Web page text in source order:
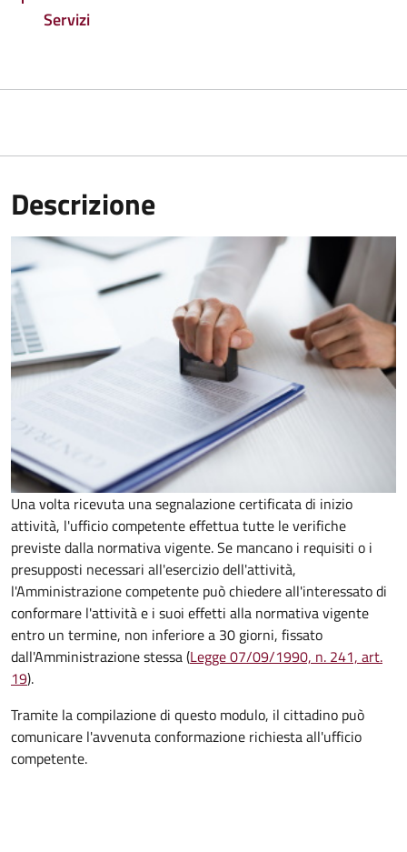
Servizi
Descrizione
Una volta ricevuta una segnalazione certificata di inizio
attività, l'ufficio competente effettua tutte le verifiche
previste dalla normativa vigente. Se mancano i requisiti o i
presupposti necessari all'esercizio dell'attività,
l'Amministrazione competente può chiedere all'interessato di
conformare l'attività e i suoi effetti alla normativa vigente
entro un termine, non inferiore a 30 giorni, fissato
dall'Amministrazione stessa (Legge 07/09/1990, n. 241, art.
19).
Tramite la compilazione di questo modulo, il cittadino può
comunicare l'avvenuta conformazione richiesta all'ufficio
competente.